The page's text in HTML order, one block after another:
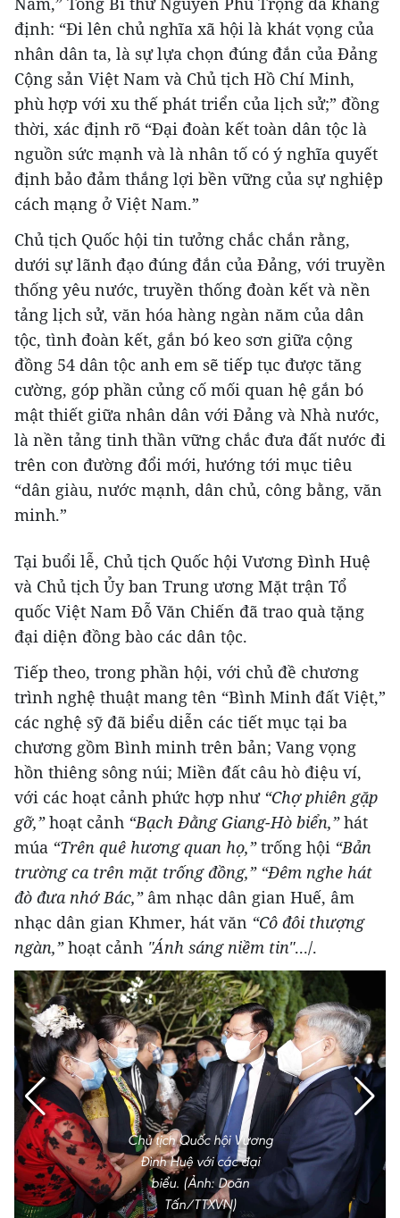
định: “Đi lên chủ nghĩa xã hội là khát vọng của
nhân dân ta, là sự lựa chọn đúng đắn của Đảng
Cộng sản Việt Nam và Chủ tịch Hồ Chí Minh,
phù hợp với xu thế phát triển của lịch sử;” đồng
thời, xác định rõ “Đại đoàn kết toàn dân tộc là
nguồn sức mạnh và là nhân tố có ý nghĩa quyết
định bảo đảm thắng lợi bền vững của sự nghiệp
cách mạng ở Việt Nam.”
Chủ tịch Quốc hội tin tưởng chắc chắn rằng,
dưới sự lãnh đạo đúng đắn của Đảng, với truyền
thống yêu nước, truyền thống đoàn kết và nền
tảng lịch sử, văn hóa hàng ngàn năm của dân
tộc, tình đoàn kết, gắn bó keo sơn giữa cộng
đồng 54 dân tộc anh em sẽ tiếp tục được tăng
cường, góp phần củng cố mối quan hệ gắn bó
mật thiết giữa nhân dân với Đảng và Nhà nước,
là nền tảng tinh thần vững chắc đưa đất nước đi
trên con đường đổi mới, hướng tới mục tiêu
“dân giàu, nước mạnh, dân chủ, công bằng, văn
minh.”
Tại buổi lễ, Chủ tịch Quốc hội Vương Đình Huệ
và Chủ tịch Ủy ban Trung ương Mặt trận Tổ
quốc Việt Nam Đỗ Văn Chiến đã trao quà tặng
đại diện đồng bào các dân tộc.
Tiếp theo, trong phần hội, với chủ đề chương
trình nghệ thuật mang tên “Bình Minh đất Việt,”
các nghệ sỹ đã biểu diễn các tiết mục tại ba
chương gồm Bình minh trên bản; Vang vọng
hồn thiêng sông núi; Miền đất câu hò điệu ví,
với các hoạt cảnh phức hợp như “Chợ phiên gặp
gỡ,”hoạt cảnh “Bạch Đằng Giang-Hò biển,”hát
múa “Trên quê hương quan họ,”trống hội “Bản
trường ca trên mặt trống đồng,” “Đêm nghe hát
đò đưa nhớ Bác,”âm nhạc dân gian Huế, âm
nhạc dân gian Khmer, hát văn “Cô đôi thượng
ngàn,”hoạt cảnh "Ánh sáng niềm tin".../.
Chủ tịch Quốc hội Vương
Đình Huệ với các đại
biểu. (Ảnh: Doãn
Tấn/TTXVN)